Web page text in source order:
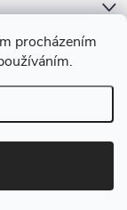
procházením
barvě
vyhrazena.